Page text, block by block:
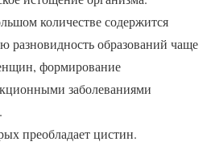
количестве содержится
разновидность образований чаще
формирование
заболеваниями
преобладает цистин.